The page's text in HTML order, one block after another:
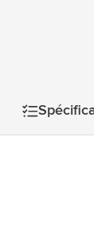
& Loisirs
Déplacements